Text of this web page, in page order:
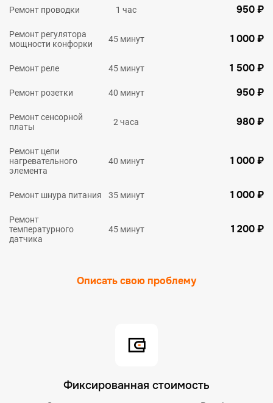
Ремонт проводки 1 час 950 ₽
Ремонт регулятора
мощности конфорки
45 минут 1 000 ₽
Ремонт реле 45 минут 1 500 ₽
Ремонт розетки 40 минут 950 ₽
Ремонт сенсорной
платы
2 часа 980 ₽
Ремонт цепи
нагревательного
элемента
40 минут 1 000 ₽
Ремонт шнура питания 35 минут 1 000 ₽
Ремонт
температурного
датчика
45 минут 1 200 ₽
Описать свою проблему
Фиксированная стоимость